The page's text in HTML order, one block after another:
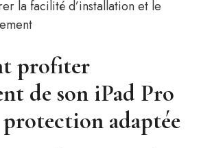
la facilité d’installation et le
profiter
de son iPad Pro
protection adaptée